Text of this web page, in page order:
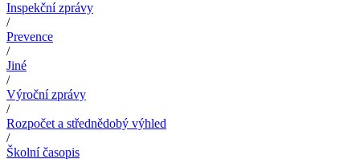
Inspekční zprávy
/
Prevence
/
Jiné
/
Výroční zprávy
/
Rozpočet a střednědobý výhled
/
Školní časopis